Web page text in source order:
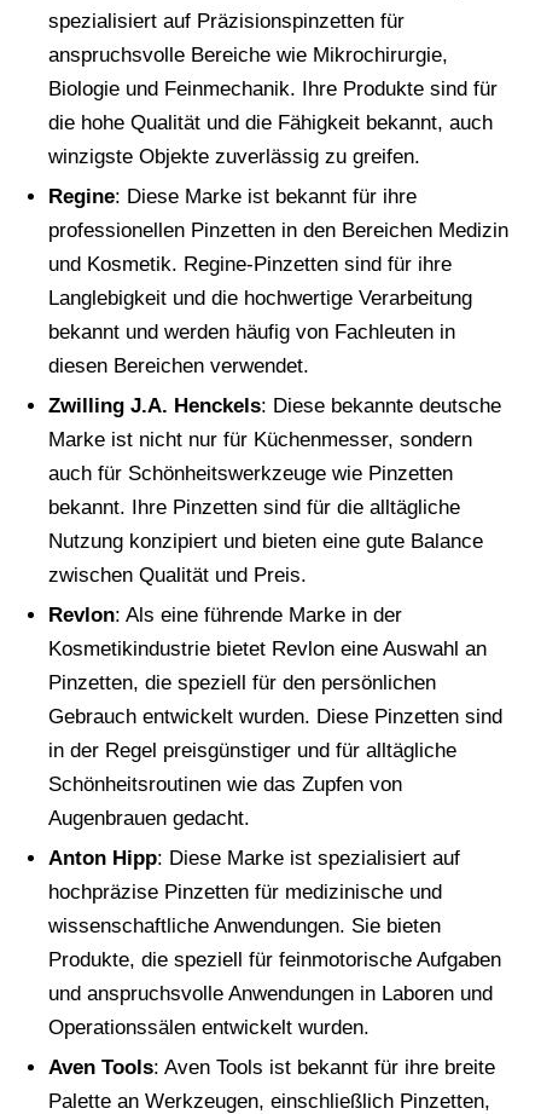
spezialisiert auf Präzisionspinzetten für
anspruchsvolle Bereiche wie Mikrochirurgie,
Biologie und Feinmechanik. Ihre Produkte sind für
die hohe Qualität und die Fähigkeit bekannt, auch
winzigste Objekte zuverlässig zu greifen.
Regine: Diese Marke ist bekannt für ihre
professionellen Pinzetten in den Bereichen Medizin
und Kosmetik. Regine-Pinzetten sind für ihre
Langlebigkeit und die hochwertige Verarbeitung
bekannt und werden häufig von Fachleuten in
diesen Bereichen verwendet.
Zwilling J.A. Henckels: Diese bekannte deutsche
Marke ist nicht nur für Küchenmesser, sondern
auch für Schönheitswerkzeuge wie Pinzetten
bekannt. Ihre Pinzetten sind für die alltägliche
Nutzung konzipiert und bieten eine gute Balance
zwischen Qualität und Preis.
Revlon: Als eine führende Marke in der
Kosmetikindustrie bietet Revlon eine Auswahl an
Pinzetten, die speziell für den persönlichen
Gebrauch entwickelt wurden. Diese Pinzetten sind
in der Regel preisgünstiger und für alltägliche
Schönheitsroutinen wie das Zupfen von
Augenbrauen gedacht.
Anton Hipp: Diese Marke ist spezialisiert auf
hochpräzise Pinzetten für medizinische und
wissenschaftliche Anwendungen. Sie bieten
Produkte, die speziell für feinmotorische Aufgaben
und anspruchsvolle Anwendungen in Laboren und
Operationssälen entwickelt wurden.
Aven Tools: Aven Tools ist bekannt für ihre breite
Palette an Werkzeugen, einschließlich Pinzetten,